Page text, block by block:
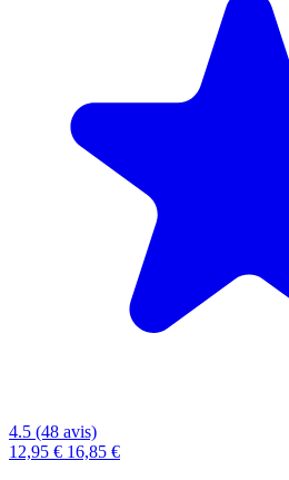
4.5 (48 avis)
12,95 € 16,85 €